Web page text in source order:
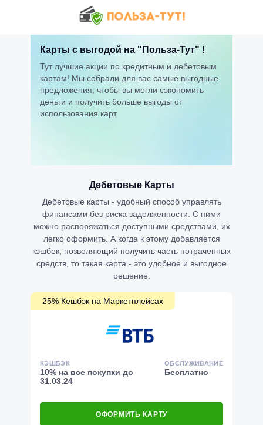
Карты с выгодой на "Польза-Тут" !
Тут лучшие акции по кредитным и дебетовым
картам! Мы собрали для вас самые выгодные
предложения, чтобы вы могли сэкономить
деньги и получить больше выгоды от
использования карт.
Дебетовые Карты
Дебетовые карты - удобный способ управлять
финансами без риска задолженности. С ними
можно распоряжаться доступными средствами, их
легко оформить. А когда к этому добавляется
кэшбек, позволяющий получить часть потраченных
средств, то такая карта - это удобное и выгодное
решение.
25% Кешбэк на Маркетплейсах
КЭШБЭК
10% на все покупки до
31.03.24
ОБСЛУЖИВАНИЕ
Бесплатно
ОФОРМИТЬ КАРТУ